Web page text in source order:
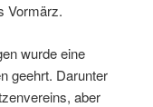
Vormärz.
wurde eine
geehrt. Darunter
aber